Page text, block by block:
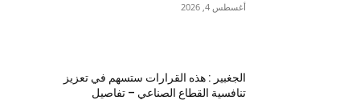
أغسطس 4, 2026
الجغبير : هذه القرارات ستسهم في تعزيز
تنافسية القطاع الصناعي – تفاصيل